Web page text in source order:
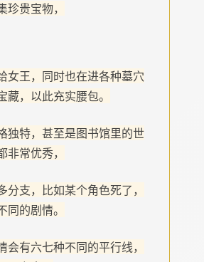
珍贵宝物，
女王，同时也在进各种墓穴
藏，以此充实腰包。
独特，甚至是图书馆里的世
非常优秀，
分支，比如某个角色死了，
同的剧情。
会有六七种不同的平行线，